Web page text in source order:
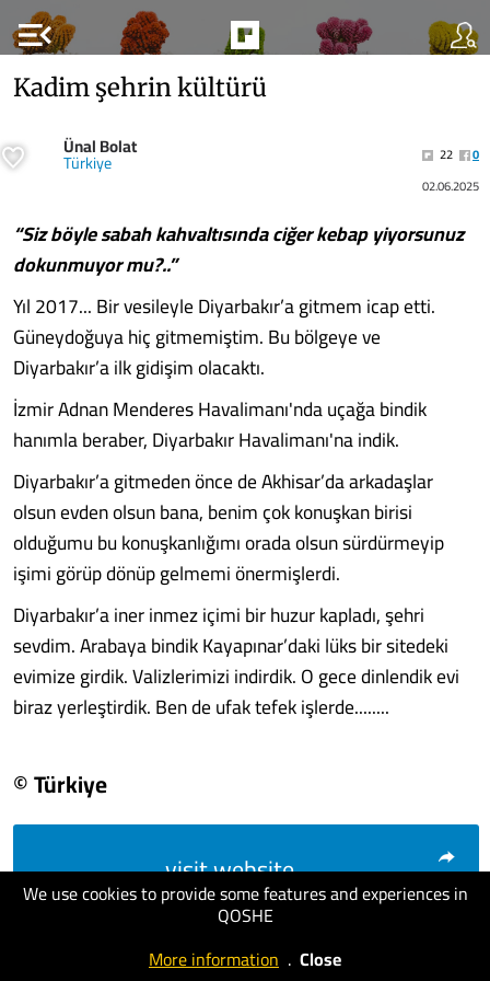
menu_open
We use cookies to provide some features and experiences in
QOSHE
More information . Close
Kadim şehrin kültürü
Ünal Bolat
Türkiye 22
0
02.06.2025
“Siz böyle sabah kahvaltısında ciğer kebap yiyorsunuz
dokunmuyor mu?..”
Yıl 2017... Bir vesileyle Diyarbakır’a gitmem icap etti.
Güneydoğuya hiç gitmemiştim. Bu bölgeye ve
Diyarbakır’a ilk gidişim olacaktı.
İzmir Adnan Menderes Havalimanı'nda uçağa bindik
hanımla beraber, Diyarbakır Havalimanı'na indik.
Diyarbakır’a gitmeden önce de Akhisar’da arkadaşlar
olsun evden olsun bana, benim çok konuşkan birisi
olduğumu bu konuşkanlığımı orada olsun sürdürmeyip
işimi görüp dönüp gelmemi önermişlerdi.
Diyarbakır’a iner inmez içimi bir huzur kapladı, şehri
sevdim. Arabaya bindik Kayapınar’daki lüks bir sitedeki
evimize girdik. Valizlerimizi indirdik. O gece dinlendik evi
biraz yerleştirdik. Ben de ufak tefek işlerde........
© Türkiye
visit website